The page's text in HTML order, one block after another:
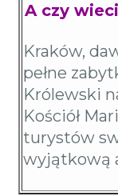
A czy
Kraków,
pełne
Królewski
Kościół
turystów
wyjątkową